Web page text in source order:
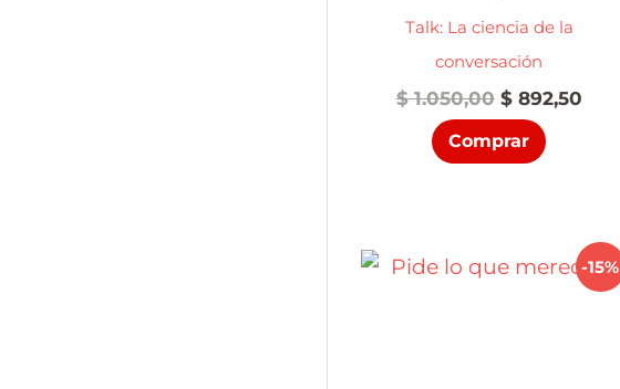
Talk: La ciencia de la
conversación
$1.050,00 El
precio
original
era:
$892,50El
Comprar
-15%